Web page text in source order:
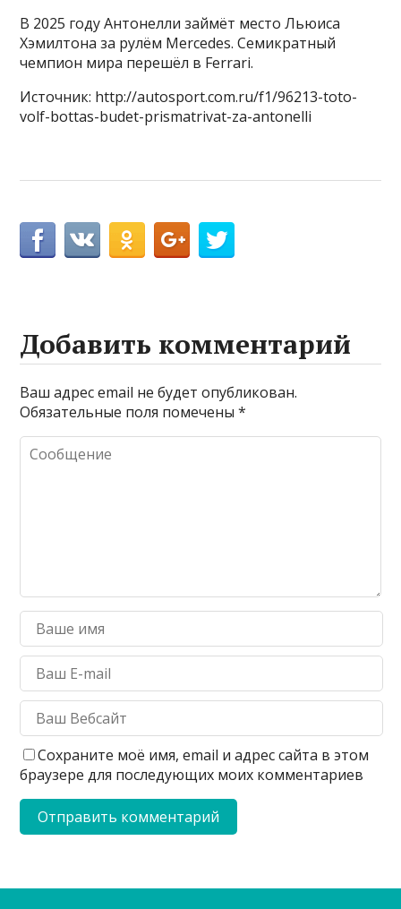
В 2025 году Антонелли займёт место Льюиса
Хэмилтона за рулём Mercedes. Семикратный
чемпион мира перешёл в Ferrari.
Источник: http://autosport.com.ru/f1/96213-toto-
volf-bottas-budet-prismatrivat-za-antonelli
Добавить комментарий
Ваш адрес email не будет опубликован.
Обязательные поля помечены*
Сохраните моё имя, email и адрес сайта в этом
браузере для последующих моих комментариев